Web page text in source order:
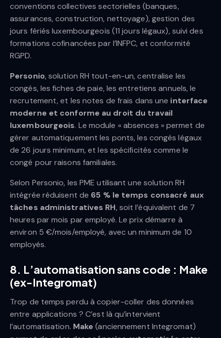
conventions collectives sectorielles (banques,
assurances, construction, nettoyage), gestion des
jours fériés luxembourgeois (11 jours légaux), suivi des
formations cofinancées par l’INFPC, et conformité
RGPD.
Personio, solution RH tout-en-un, centralise les
congés, les fiches de paie, les entretiens annuels, le
recrutement, et les notes de frais dans une interface
moderne et conforme au droit du travail
luxembourgeois. Le module « absences » permet de
gérer automatiquement les ponts, les congés légaux
de 26 jours minimum, et les spécificités comme le
congé pour raisons familiales.
Selon Personio, les PME utilisant une solution RH
intégrée réduisent de 65 % le temps consacré aux
tâches administratives RH, soit l’équivalent de 7
heures par mois par employé. Le prix démarre à
environ 5 €/mois/employé, avec un minimum de 10
employés.
8. L’automatisation sans code : Make
(ex-Integromat)
Trop de temps perdu à copier-coller des données
entre applications ? C’est là qu’intervient
l’automatisation. Make (anciennement Integromat)